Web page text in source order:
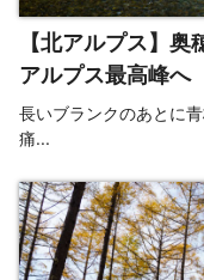
【北アルプス】
アルプス最高峰へ
長いブランクのあとに
痛...